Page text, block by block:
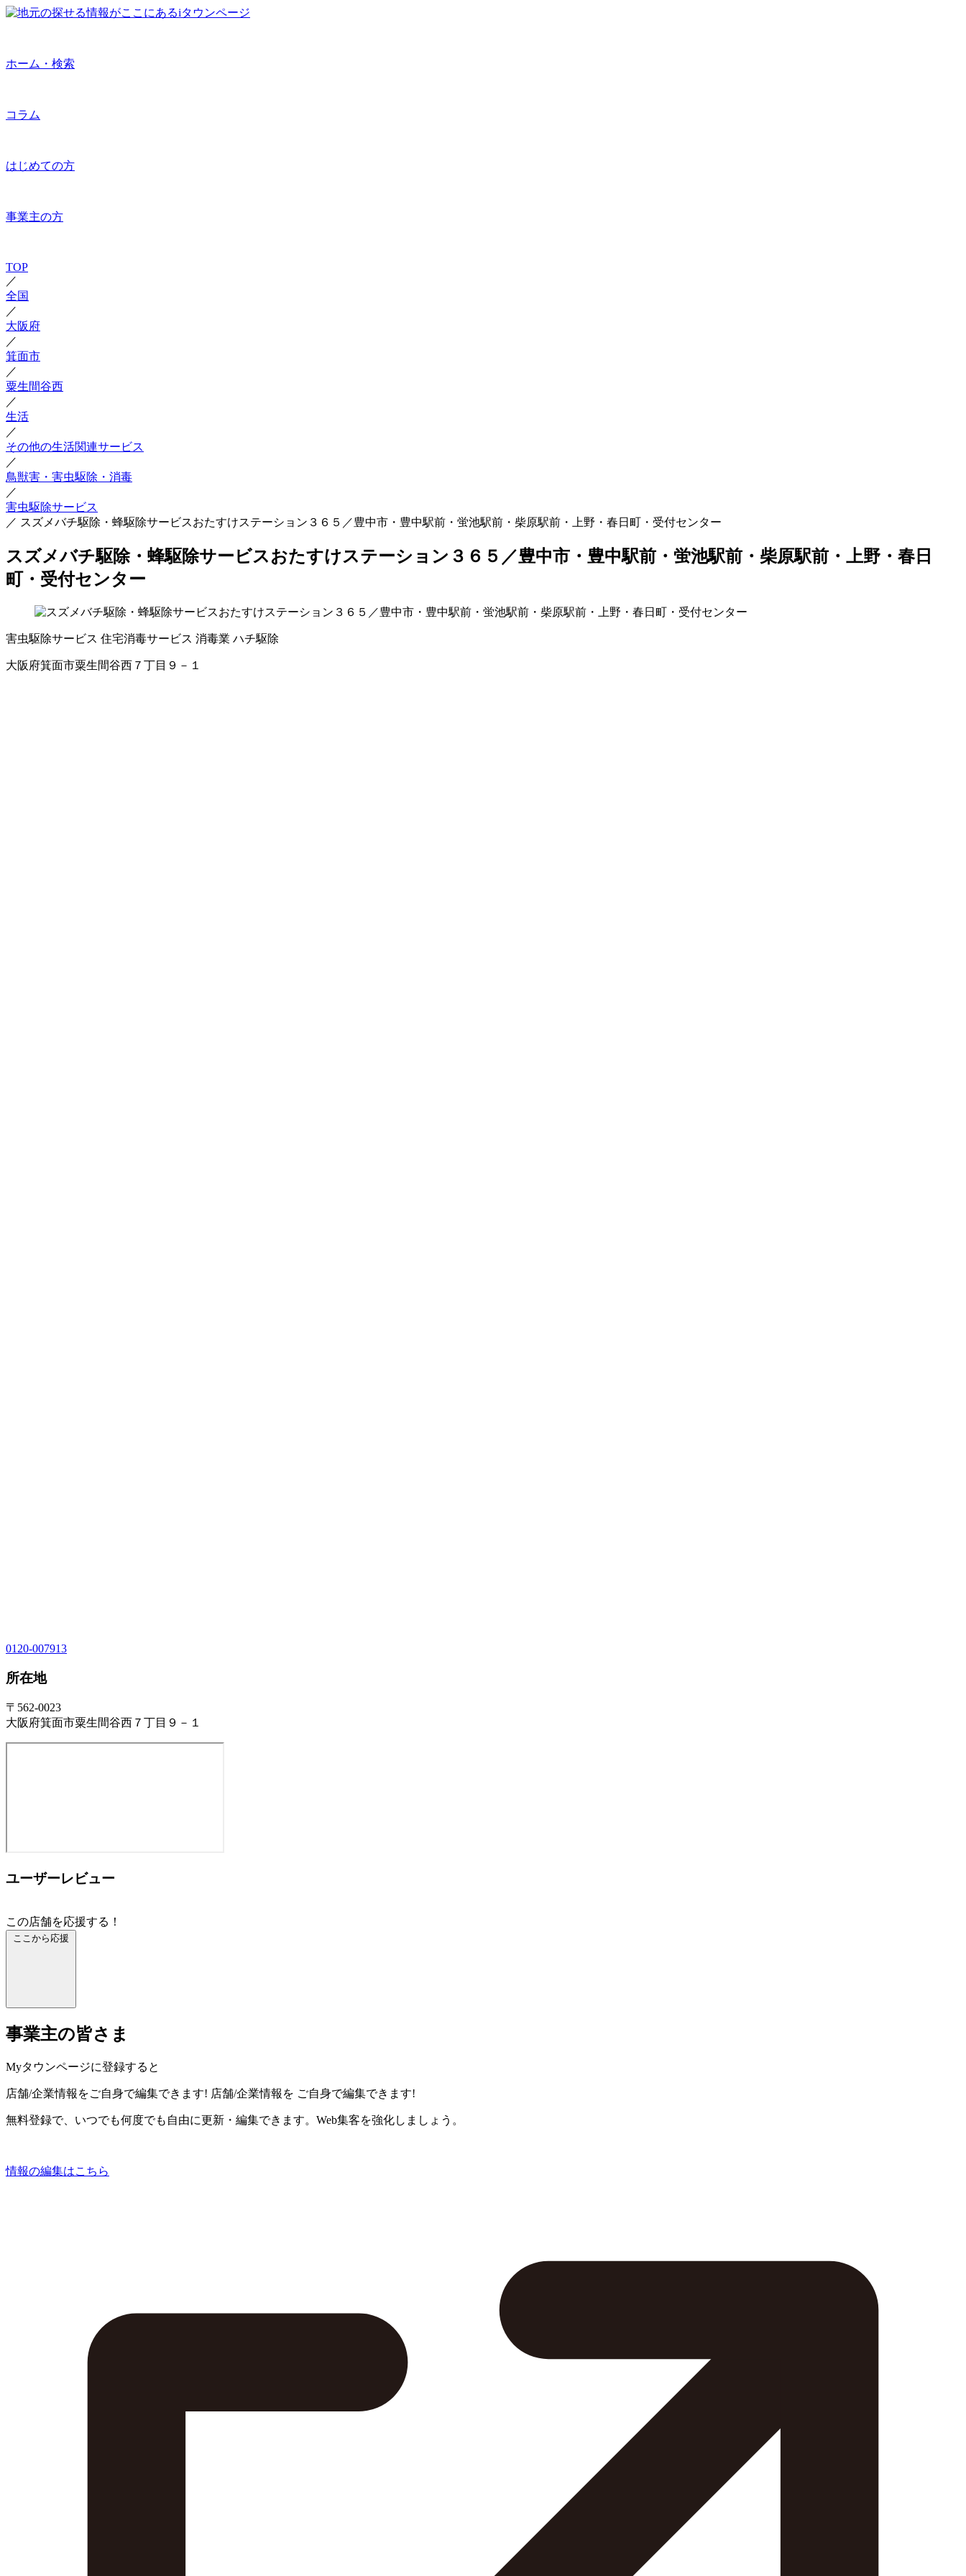
ホーム・検索
コラム
はじめての方
事業主の方
TOP
／
全国
／
大阪府
／
箕面市
／
粟生間谷西
／
生活
／
その他の生活関連サービス
／
鳥獣害・害虫駆除・消毒
／
害虫駆除サービス
／ スズメバチ駆除・蜂駆除サービスおたすけステーション３６５／豊中市・豊中駅前・蛍池駅前・柴原駅前・上野・春日町・受付センター
スズメバチ駆除・蜂駆除サービスおたすけステーション３６５／豊中市・豊中駅前・蛍池駅前・柴原駅前・上野・春日
町・受付センター
害虫駆除サービス 住宅消毒サービス 消毒業 ハチ駆除
大阪府箕面市粟生間谷西７丁目９－１
0120-007913
所在地
〒562-0023
大阪府箕面市粟生間谷西７丁目９－１
ユーザーレビュー
この店舗を応援する！
ここから応援
事業主の皆さま
Myタウンページに登録すると
店舗/企業情報をご自身で編集できます! 店舗/企業情報を ご自身で編集できます!
無料登録で、いつでも何度でも自由に更新・編集できます。Web集客を強化しましょう。
情報の編集はこちら